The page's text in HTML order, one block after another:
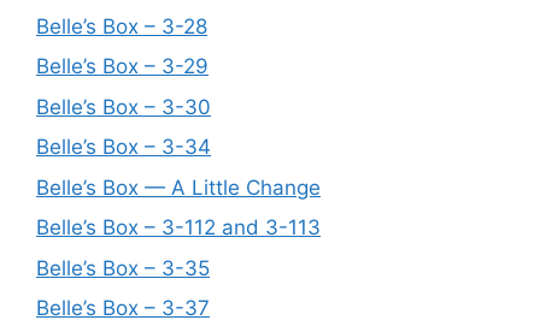
Belle’s Box – 3-28
Belle’s Box – 3-29
Belle’s Box – 3-30
Belle’s Box – 3-34
Belle’s Box — A Little Change
Belle’s Box – 3-112 and 3-113
Belle’s Box – 3-35
Belle’s Box – 3-37